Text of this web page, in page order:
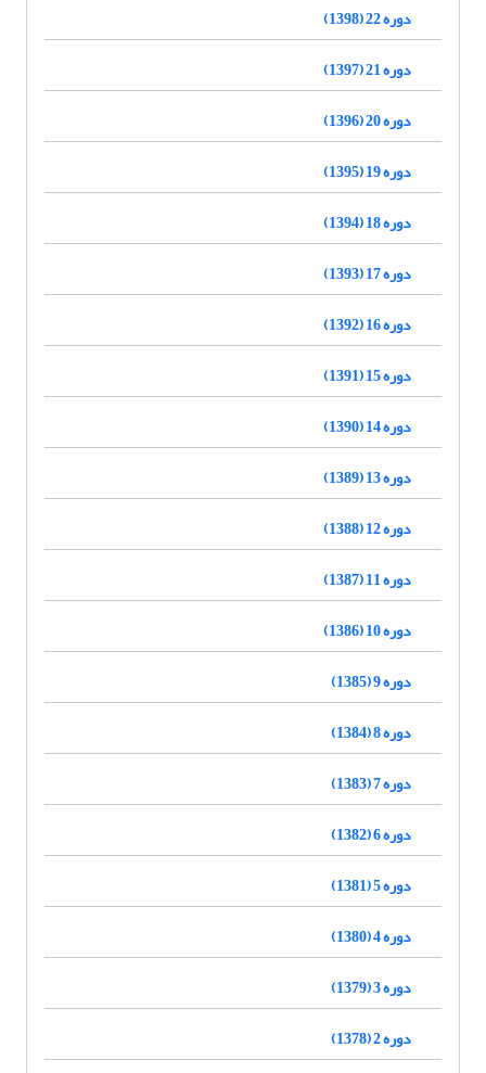
دوره 22 (1398)
دوره 21 (1397)
دوره 20 (1396)
دوره 19 (1395)
دوره 18 (1394)
دوره 17 (1393)
دوره 16 (1392)
دوره 15 (1391)
دوره 14 (1390)
دوره 13 (1389)
دوره 12 (1388)
دوره 11 (1387)
دوره 10 (1386)
دوره 9 (1385)
دوره 8 (1384)
دوره 7 (1383)
دوره 6 (1382)
دوره 5 (1381)
دوره 4 (1380)
دوره 3 (1379)
دوره 2 (1378)